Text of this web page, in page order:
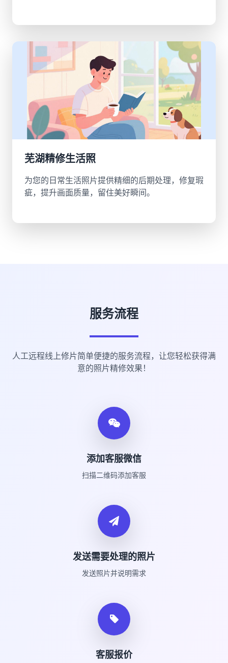
芜湖精修生活照
为您的日常生活照片提供精细的后期处理，修复瑕
疵，提升画面质量，留住美好瞬间。
服务流程
人工远程线上修片简单便捷的服务流程，让您轻松获得满
意的照片精修效果！
添加客服微信
扫描二维码添加客服
发送需要处理的照片
发送照片并说明需求
客服报价